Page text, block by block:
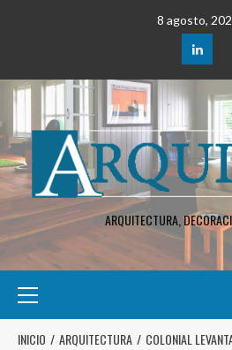
8 agosto,
ARQUITECTURA,
INICIO ARQUITECTURA
COLONIAL